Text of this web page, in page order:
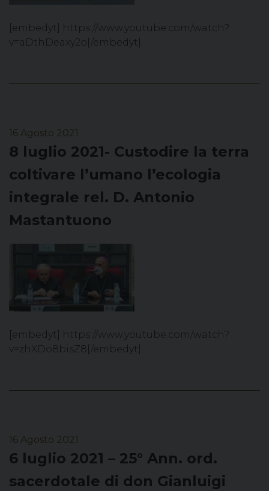
[embedyt] https://www.youtube.com/watch?
v=aDthDeaxy2o[/embedyt]
16 Agosto 2021
8 luglio 2021- Custodire la terra
coltivare l’umano l’ecologia
integrale rel. D. Antonio
Mastantuono
[embedyt] https://www.youtube.com/watch?
v=zhXDo8bisZ8[/embedyt]
16 Agosto 2021
6 luglio 2021 – 25° Ann. ord.
sacerdotale di don Gianluigi